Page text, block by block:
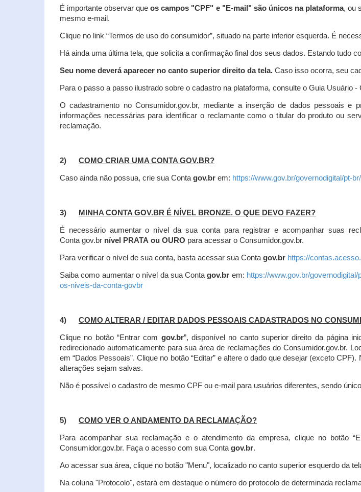
É importante observar queos campos "CPF" e "E-mail" são únicos na plataforma, ou
mesmo e-mail.
Clique no link “Termos de uso do consumidor”, situado na parte inferior esquerda. É
Há ainda uma última tela, que solicita a confirmação final dos seus dados. Estando tudo
Seu nome deverá aparecer no canto superior direito da tela. Caso isso ocorra, seu
Para o passo a passo ilustrado sobre o cadastro na plataforma, consulte o Guia Usuário
O cadastramento no Consumidor.gov.br, mediante a inserção de dados pessoais
informações necessárias para identificar o reclamante como o titular do produto ou
reclamação.
2) COMO CRIAR UMA CONTA GOV.BR?
Caso ainda não possua, crie sua Conta gov.br em: https://www.gov.br/governodigital/pt-
3) MINHA CONTA GOV.BR É NÍVEL BRONZE. O QUE DEVO FAZER?
É necessário aumentar o nível da sua conta para registrar e acompanhar suas
Conta gov.br nível PRATA ou OURO para acessar o Consumidor.gov.br.
Para verificar o nível de sua conta, basta acessar sua Conta gov.br https://
Saiba como aumentar o nível da sua Contagov.br em: https://www.gov.br/
os-niveis-da-conta-govbr
4) COMO ALTERAR / EDITAR DADOS PESSOAIS CADASTRADOS NO
Clique no botão “Entrar com gov.br”, disponível no canto superior direito da página
redirecionado automaticamente para sua área de reclamações do Consumidor.gov.br.
em “Dados Pessoais”.Clique no botão “Editar” e altere o dado que desejar (exceto
alterações sejam salvas.
Não é possível o cadastro de mesmo CPF ou e-mail para usuários diferentes, sendo
5) COMO VER O ANDAMENTO DA RECLAMAÇÃO?
Para acompanhar sua reclamação e o atendimento da empresa, clique no botão
Consumidor.gov.br. Faça o acesso com sua Conta gov.br.
Ao acessar sua área, clique no botão "Menu", localizado no canto superior esquerdo da
Na coluna "Protocolo", estará em destaque o número do protocolo de determinada